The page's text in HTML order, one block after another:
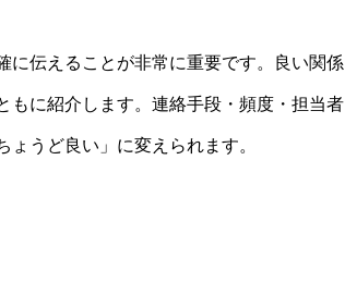
に伝えることが非常に重要です。良い関係
もに紹介します。連絡手段・頻度・担当者
うど良い」に変えられます。